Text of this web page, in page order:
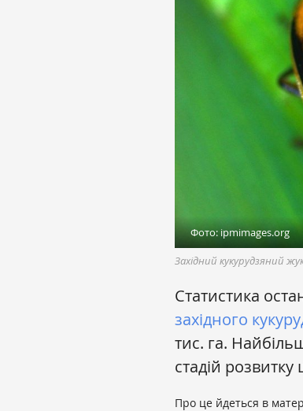
Фото: ipmimages.org
Західний кукурудзяний
Статистика
західного
тис. га.
стадій
Про це йдеться в